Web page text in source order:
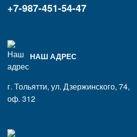
+7-987-451-54-47
НАШ АДРЕС
г. Тольятти, ул. Дзержинского, 74,
оф. 312